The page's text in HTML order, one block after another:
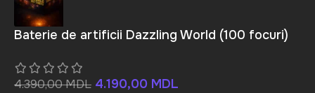
Baterie de artificii Dazzling World (100 focuri)
4.390,00MDL 4.190,00 MDL